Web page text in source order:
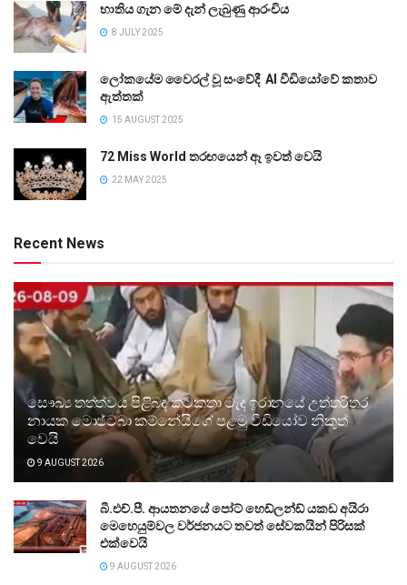
භාතිය ගැන මේ දැන් ලැබුණු ආරංචිය
8 JULY 2025
ලෝකයේම වෛරල් වූ සංවේදී AI වීඩියෝවේ කතාව
ඇත්තක්
15 AUGUST 2025
72 Miss World තරඟයෙන් ඈ ඉවත් වෙයි
22 MAY 2025
Recent News
සෞඛ්‍ය තත්ත්වය පිළිබඳ කටකතා මැද ඉරානයේ උත්තරීතර
නායක මොජ්ටබා කම්නේයිගේ පළමු වීඩියෝව නිකුත්
වෙයි
9 AUGUST 2026
බී.එච්.පී. ආයතනයේ පෝට් හෙඩ්ලන්ඩ් යකඩ අයිරා
මෙහෙයුම්වල වර්ජනයට තවත් සේවකයින් පිරිසක්
එක්වෙයි
9 AUGUST 2026